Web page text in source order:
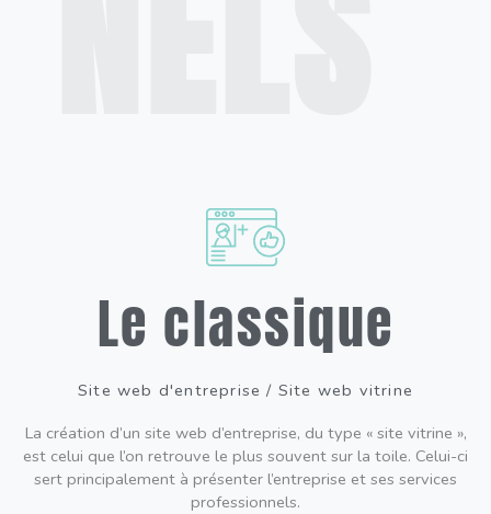
Le classique
Site web d'entreprise / Site web vitrine
La création d’un site web d’entreprise, du type « site vitrine »,
est celui que l’on retrouve le plus souvent sur la toile. Celui-ci
sert principalement à présenter l’entreprise et ses services
professionnels.